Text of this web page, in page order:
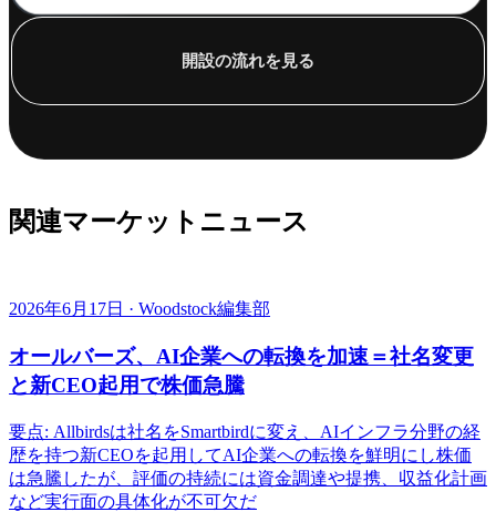
開設の流れを見る
関連マーケットニュース
2026年6月17日 · Woodstock編集部
オールバーズ、AI企業への転換を加速＝社名変更
と新CEO起用で株価急騰
要点: Allbirdsは社名をSmartbirdに変え、AIインフラ分野の経
歴を持つ新CEOを起用してAI企業への転換を鮮明にし株価
は急騰したが、評価の持続には資金調達や提携、収益化計画
など実行面の具体化が不可欠だ